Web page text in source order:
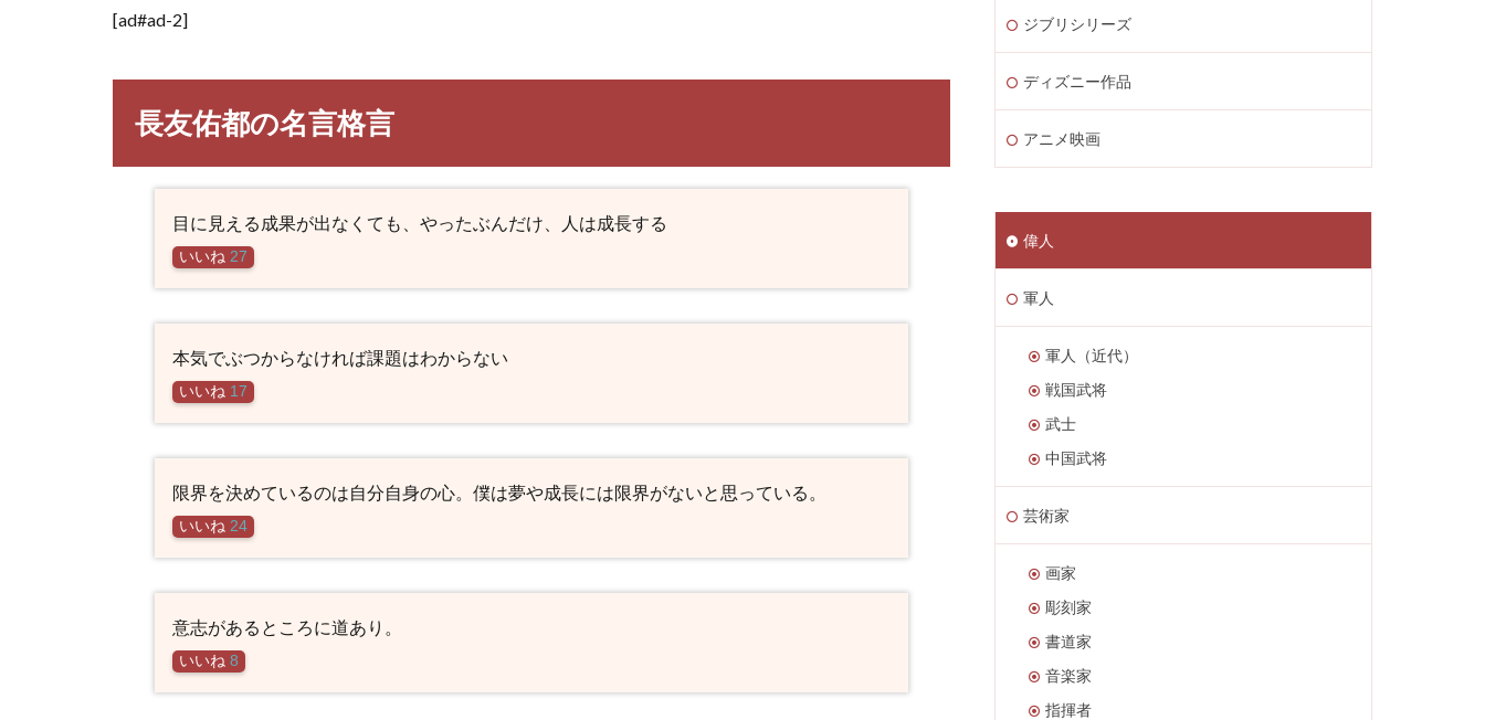
[ad#ad-2]
長友佑都の名言格言
目に見える成果が出なくても、やったぶんだけ、人は成長する
いいね 27
本気でぶつからなければ課題はわからない
いいね 17
限界を決めているのは自分自身の心。僕は夢や成長には限界がないと思っている。
いいね 24
意志があるところに道あり。
いいね 8
ジブリシリーズ
ディズニー作品
アニメ映画
偉人
軍人
軍人（近代）
戦国武将
武士
中国武将
芸術家
画家
彫刻家
書道家
音楽家
指揮者